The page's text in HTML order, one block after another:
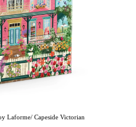
Laforme/ Capeside Victorian